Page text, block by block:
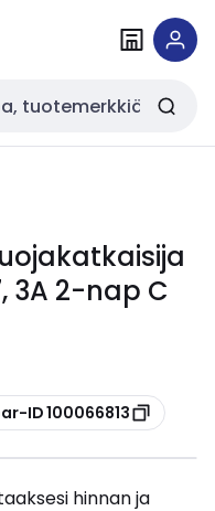
3A 2-nap C
ID 100066813
hinnan ja